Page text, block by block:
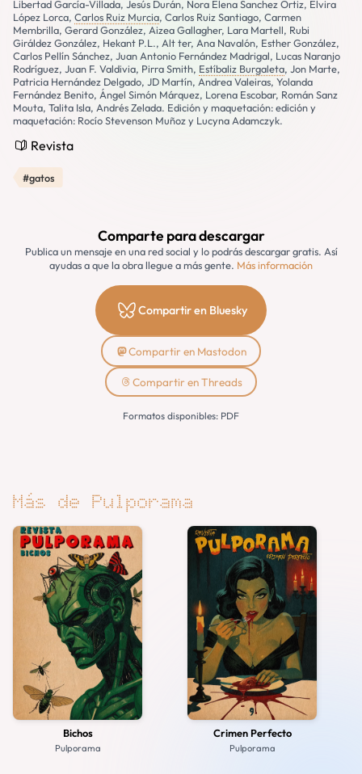
Libertad García-Villada, Jesús Durán, Nora Elena Sanchez Ortiz, Elvira
López Lorca, Carlos Ruiz Murcia, Carlos Ruiz Santiago, Carmen
Membrilla, Gerard González, Aizea Gallagher, Lara Martell, Rubi
Giráldez González, Hekant P.L., Alt ter, Ana Navalón, Esther González,
Carlos Pellín Sánchez, Juan Antonio Fernández Madrigal, Lucas Naranjo
Rodríguez, Juan F. Valdivia, Pirra Smith, Estíbaliz Burgaleta, Jon Marte,
Patricia Hernández Delgado, JD Martín, Andrea Valeiras, Yolanda
Fernández Benito, Ángel Simón Márquez, Lorena Escobar, Román Sanz
Mouta, Talita Isla, Andrés Zelada. Edición y maquetación: edición y
maquetación: Rocío Stevenson Muñoz y Lucyna Adamczyk.
Revista
#gatos
Comparte para descargar
Publica un mensaje en una red social y lo podrás descargar gratis. Así
ayudas a que la obra llegue a más gente. Más información
Compartir en Bluesky
Compartir en Mastodon
Compartir en Threads
Formatos disponibles: PDF
Más de Pulporama
Bichos
Pulporama
Crimen Perfecto
Pulporama